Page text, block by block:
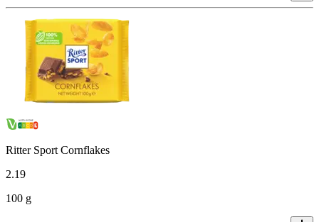
Ritter Sport Cornflakes
2.19
100 g